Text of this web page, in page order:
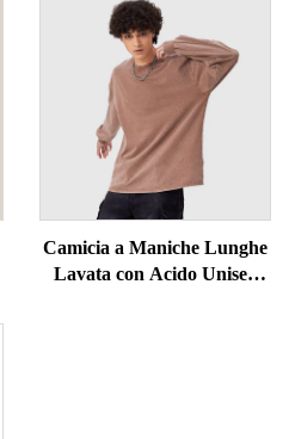
Camicia a Maniche Lunghe
Lavata con Acido Unisex